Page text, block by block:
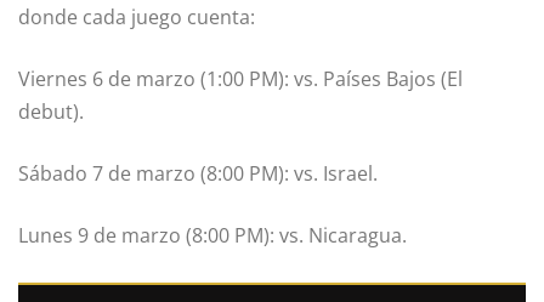
donde cada juego cuenta:
Viernes 6 de marzo (1:00 PM): vs. Países Bajos (El
debut).
Sábado 7 de marzo (8:00 PM): vs. Israel.
Lunes 9 de marzo (8:00 PM): vs. Nicaragua.